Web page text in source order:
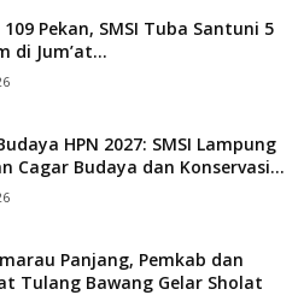
Pekan, SMSI Tuba Santuni 5
di Jum’at...
HPN 2027: SMSI Lampung
Cagar Budaya dan Konservasi...
Panjang, Pemkab dan
Tulang Bawang Gelar Sholat